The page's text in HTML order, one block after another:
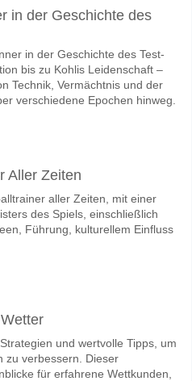
in der Geschichte des
in der Geschichte des Test-
bis zu Kohlis Leidenschaft –
Technik, Vermächtnis und der
verschiedene Epochen hinweg.
Aller Zeiten
aller Zeiten, mit einer
des Spiels, einschließlich
Führung, kulturellem Einfluss
und wertvolle Tipps, um
zu verbessern. Dieser
für erfahrene Wettkunden,